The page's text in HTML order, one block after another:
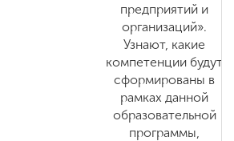
предприятий и
организаций».
Узнают, какие
компетенции будут
сформированы в
рамках данной
образовательной
программы,